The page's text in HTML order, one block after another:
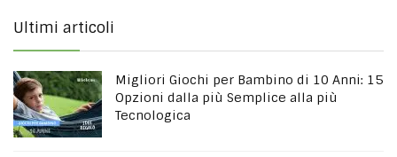
Ultimi articoli
Migliori Giochi per Bambino di 10 Anni: 15
Opzioni dalla più Semplice alla più
Tecnologica